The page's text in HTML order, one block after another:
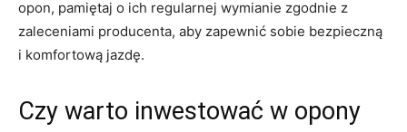
opon, pamiętaj o ich regularnej‍ wymianie zgodnie z
zaleceniami producenta, aby zapewnić ‌sobie bezpieczną
i komfortową jazdę.
Czy warto inwestować w opony